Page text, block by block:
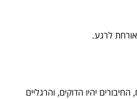
לרגע.
יהיו הדוקים, והרגליים